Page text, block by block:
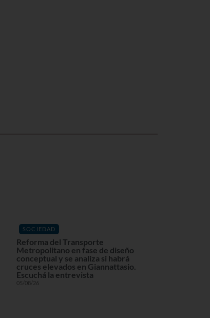
SOCIEDAD
Reforma del Transporte
Metropolitano en fase de diseño
conceptual y se analiza si habrá
cruces elevados en Giannattasio.
Escuchá la entrevista
05/08/26